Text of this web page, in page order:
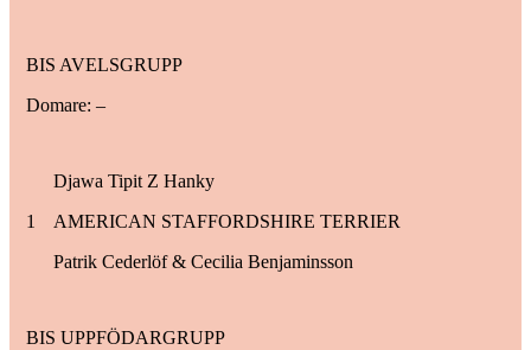
BIS AVELSGRUPP
Domare: –
1
Djawa Tipit Z Hanky
AMERICAN STAFFORDSHIRE TERRIER
Patrik Cederlöf & Cecilia Benjaminsson
BIS UPPFÖDARGRUPP